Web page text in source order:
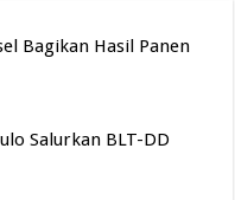
Bagikan Hasil Panen
Salurkan BLT-DD